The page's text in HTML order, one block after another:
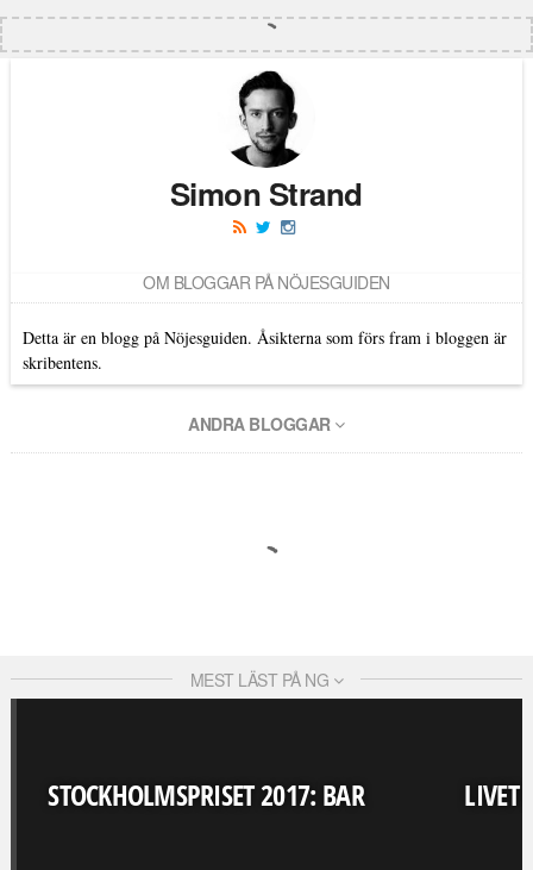
Simon Strand
OM BLOGGAR PÅ NÖJESGUIDEN
Detta är en blogg på Nöjesguiden. Åsikterna som förs fram i bloggen är
skribentens.
ANDRA BLOGGAR
MEST LÄST PÅ NG
STOCKHOLMSPRISET 2017: BAR LIVET